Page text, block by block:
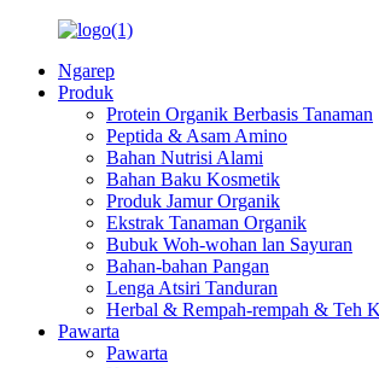
Ngarep
Produk
Protein Organik Berbasis Tanaman
Peptida & Asam Amino
Bahan Nutrisi Alami
Bahan Baku Kosmetik
Produk Jamur Organik
Ekstrak Tanaman Organik
Bubuk Woh-wohan lan Sayuran
Bahan-bahan Pangan
Lenga Atsiri Tanduran
Herbal & Rempah-rempah & Teh
Pawarta
Pawarta